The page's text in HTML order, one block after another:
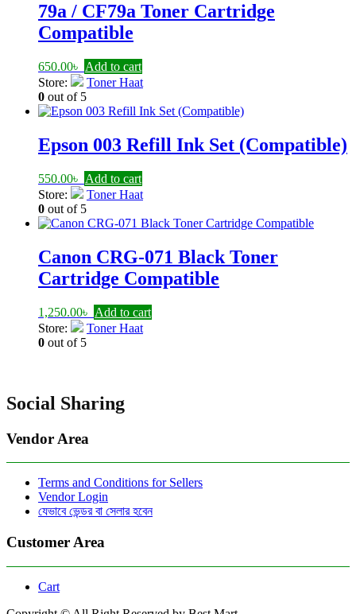
79a / CF79a Toner Cartridge
Compatible
650.00৳ Add to cart
Store:
Toner Haat
0 out of 5
Epson 003 Refill Ink Set (Compatible)
550.00৳ Add to cart
Store:
Toner Haat
0 out of 5
Canon CRG-071 Black Toner
Cartridge Compatible
1,250.00৳ Add to cart
Store:
Toner Haat
0 out of 5
Social Sharing
Vendor Area
Terms and Conditions for Sellers
Vendor Login
যেভাবে ভেন্ডর বা সেলার হবেন
Customer Area
Cart